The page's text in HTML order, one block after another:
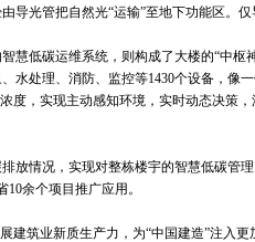
导光管把自然光“运输”至地下功能区。仅
慧低碳运维系统，则构成了大楼的“中枢
水处理、消防、监控等1430个设备，像
度，实现主动感知环境，实时动态决策
放情况，实现对整栋楼宇的智慧低碳管
余个项目推广应用。
建筑业新质生产力，为“中国建造”注入更